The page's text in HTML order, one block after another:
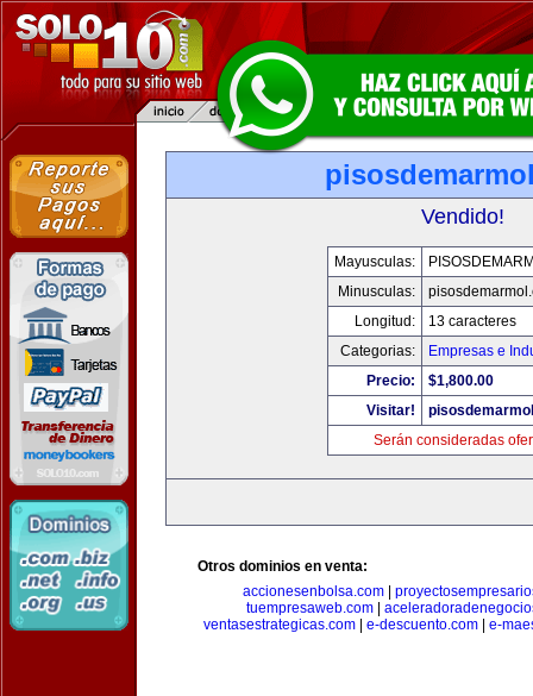
Vendido!
Mayusculas:
Minusculas:
Longitud:
13 caracteres
Categorias:
Empresas e
Precio:
$1,800.00
Visitar!
Serán consideradas
Otros dominios en venta:
accionesenbolsa.com
tuempresaweb.com
ventasestrategicas.com
e-descuento.com e-